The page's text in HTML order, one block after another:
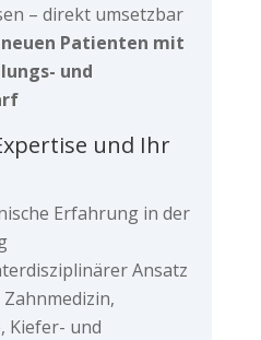
– direkt umsetzbar
Patienten mit
und
und Ihr
Erfahrung in der
Ansatz
Kiefer- und